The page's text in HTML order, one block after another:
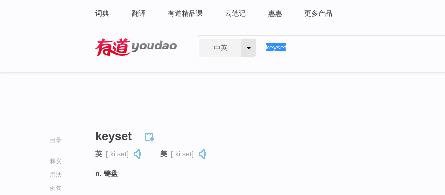
词典 翻译 有道精品课 云笔记 惠惠 更多产品
中英
目录
释义
用法
例句
keyset
英 [ˈkiːset] 美 [ˈkiːset]
n. 键盘